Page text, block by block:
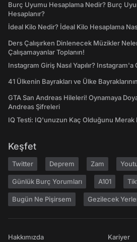
Burç Uyumu Hesaplama Nedir? Burç
Hesaplanır?
İdeal Kilo Nedir? İdeal Kilo Hesaplama
Ders Çalışırken Dinlenecek Müzikler
Çalışamayanlar Toplanın!
Instagram Giriş Nasıl Yapılır?
41 Ülkenin Bayrakları ve Ülke
GTA San Andreas Hileleri! Oynamaya
Andreas Şifreleri
IQ Testi: IQ'unuzun Kaç Olduğunu Merak
Keşfet
Twitter Deprem Zam
Günlük Burç Yorumları A101
Bugün Ne Pişirsem Gezilecek
Hakkımızda
Kariyer